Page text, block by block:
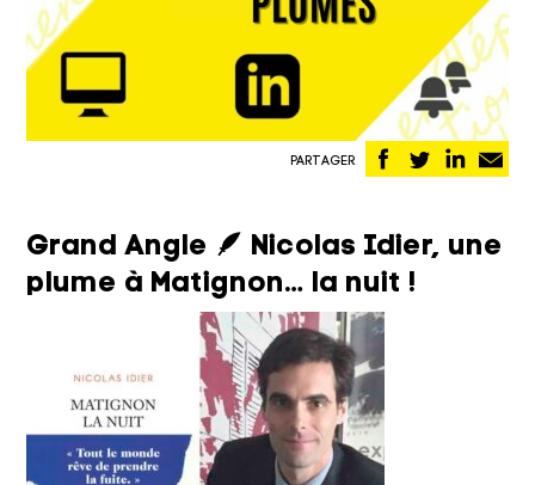
PARTAGER
Partager
sur
Partager
sur sur
Grand Angle 🪶 Nicolas Idier, une
plume à Matignon… la nuit !